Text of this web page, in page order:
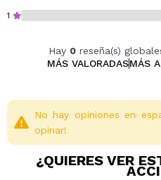
1
Hay 0 reseña(s)
MÁS VALORADASMÁS
No hay opiniones en
opinar!
¿QUIERES VER